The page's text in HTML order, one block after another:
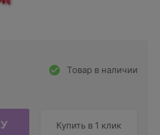
Товар в наличии
Купить в 1 клик